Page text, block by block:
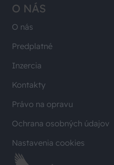
O NÁS
O nás
Predplatné
Inzercia
Kontakty
Právo na opravu
Ochrana osobných údajov
Nastavenia cookies